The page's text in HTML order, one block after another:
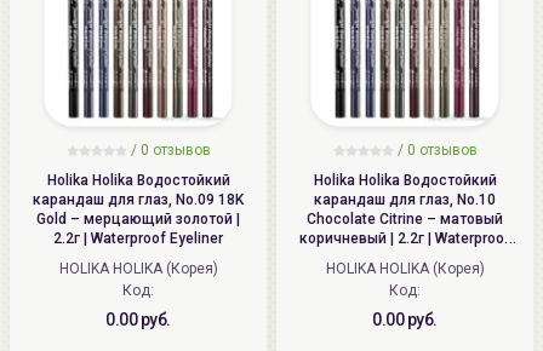
/ 0 отзывов
Holika Holika Водостойкий
карандаш для глаз, No.09 18K
Gold – мерцающий золотой |
2.2г | Waterproof Eyeliner
HOLIKA HOLIKA (Корея)
Код:
0.00 руб.
/ 0 отзывов
Holika Holika Водостойкий
карандаш для глаз, No.10
Chocolate Citrine – матовый
коричневый | 2.2г | Waterproof
HOLIKA HOLIKA (Корея)
Код:
0.00 руб.